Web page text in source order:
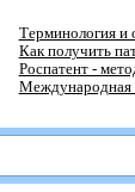
Терминология и
Как получить
Роспатент -
Международная